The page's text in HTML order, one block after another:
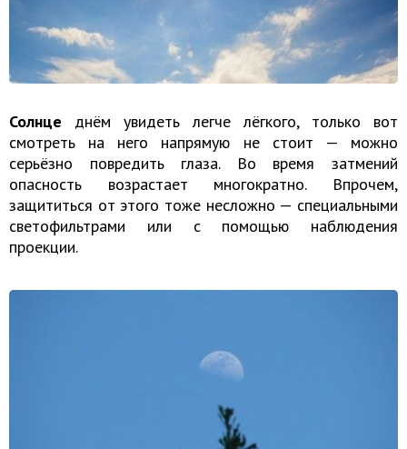
Солнце днём увидеть легче лёгкого, только вот
смотреть на него напрямую не стоит — можно
серьёзно повредить глаза. Во время затмений
опасность возрастает многократно. Впрочем,
защититься от этого тоже несложно — специальными
светофильтрами или с помощью наблюдения
проекции.